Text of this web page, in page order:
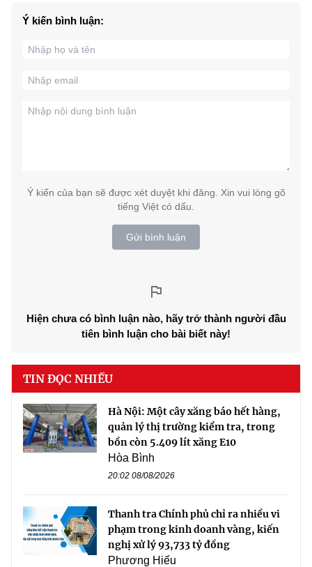
Ý kiến bình luận:
Ý kiến của bạn sẽ được xét duyệt khi đăng. Xin vui lòng gõ
tiếng Việt có dấu.
Gửi bình luận
Hiện chưa có bình luận nào, hãy trở thành người đầu
tiên bình luận cho bài biết này!
TIN ĐỌC NHIỀU
Hà Nội: Một cây xăng báo hết hàng,
quản lý thị trường kiểm tra, trong
bồn còn 5.409 lít xăng E10
Hòa Bình
20:02 08/08/2026
Thanh tra Chính phủ chỉ ra nhiều vi
phạm trong kinh doanh vàng, kiến
nghị xử lý 93,733 tỷ đồng
Phương Hiếu